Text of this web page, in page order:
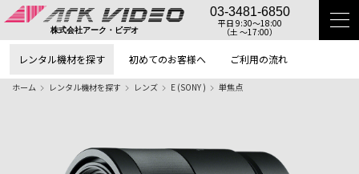
株式会社アーク・ビデオ
03-3481-6850
平日 9:30〜18:00
（土 〜17:00）
レンタル機材を探す 初めてのお客様へ ご利用の流れ
ホーム レンタル機材を探す レンズ E (SONY ) 単焦点